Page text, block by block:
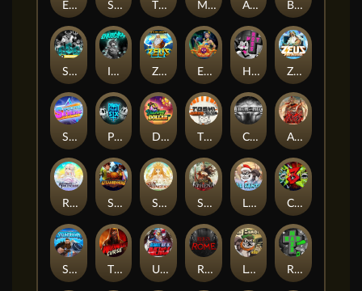
Epic Ze Zeus Supreme Zeus THE COUNT MARLIN MASTERS: THE BIG HAUL Aiko and the Wind Spirit Booze Bash
SixSixSix Invictus Ze Zeus Eye of Medusa Hot Ross Zeus Ze Zecond
Superstar Sevens PRAY FOR SIX Danny Dollar TOSHI WAYS CLUB CIRCLE OF LIFE ARMY OF ARES
RAINBOW PRINCESS STEAMRUNNERS SUN PRINCESS SPEAR OF ATHENA LE SANTA CHAOS CREW 3
STORMBORN THE WILDWOOD CURSE Ultimate Slot of America Reign of Rome Le Bandit Rad Maxx